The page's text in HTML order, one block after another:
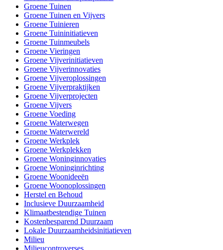
Groene Tuinen
Groene Tuinen en Vijvers
Groene Tuinieren
Groene Tuininitiatieven
Groene Tuinmeubels
Groene Vieringen
Groene Vijverinitiatieven
Groene Vijverinnovaties
Groene Vijveroplossingen
Groene Vijverpraktijken
Groene Vijverprojecten
Groene Vijvers
Groene Voeding
Groene Waterwegen
Groene Waterwereld
Groene Werkplek
Groene Werkplekken
Groene Woninginnovaties
Groene Woninginrichting
Groene Woonideeën
Groene Woonoplossingen
Herstel en Behoud
Inclusieve Duurzaamheid
Klimaatbestendige Tuinen
Kostenbesparend Duurzaam
Lokale Duurzaamheidsinitiatieven
Milieu
Milieucontroverses